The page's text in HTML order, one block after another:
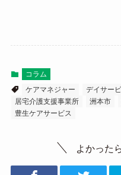
コラム
ケアマネジャー
デイサー
居宅介護支援事業所
洲本市
豊生ケアサービス
よかった